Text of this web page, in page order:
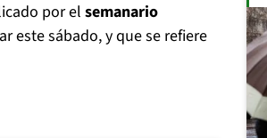
por el semanario
este sábado, y que se refiere